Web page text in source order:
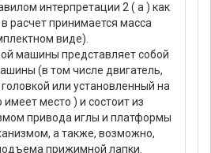
интерпретации 2 ( а ) как
расчет принимается масса
виде).
машины представляет собой
(в том числе двигатель,
или установленный на
имеет место ) и состоит из
привода иглы и платформы
а также, возможно,
прижимной лапки.